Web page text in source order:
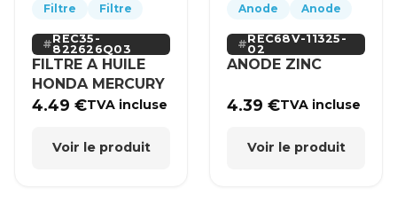
Filtre Filtre
REC35-
822626Q03
FILTRE A HUILE
HONDA MERCURY
4.49€TVA incluse
Voir le produit
Anode Anode
REC68V-11325-
02
ANODE ZINC
4.39€TVA incluse
Voir le produit